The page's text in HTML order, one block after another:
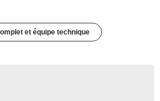
et équipe technique